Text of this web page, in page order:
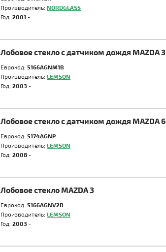
Производитель: NORDGLASS
Год: 2001 -
Лобовое стекло с датчиком дождя MAZDA 3
Еврокод: 5166AGNM1B
Производитель: LEMSON
Год: 2003 -
Лобовое стекло с датчиком дождя MAZDA 6
Еврокод: 5174AGNP
Производитель: LEMSON
Год: 2008 -
Лобовое стекло MAZDA 3
Еврокод: 5166AGNV2B
Производитель: LEMSON
Год: 2003 -